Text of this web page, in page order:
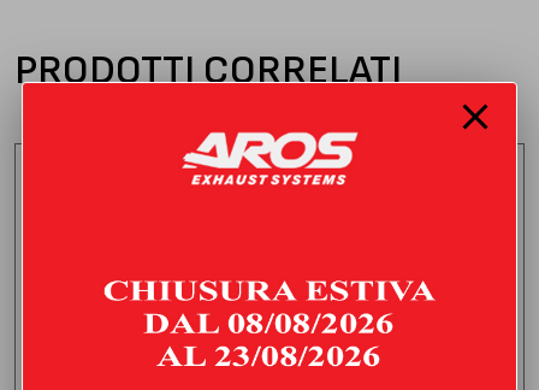
PRODOTTI CORRELATI